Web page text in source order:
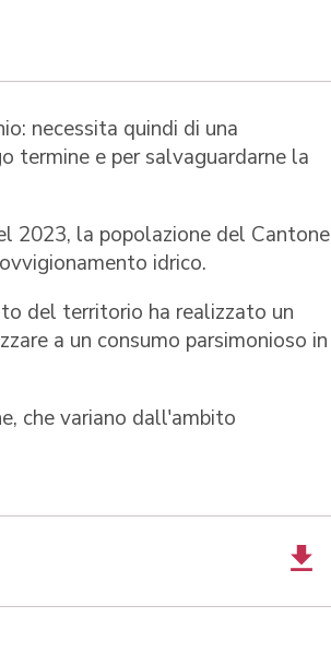
necessita quindi di una
termine e per salvaguardarne la
2023, la popolazione del Cantone
idrico.
del territorio ha realizzato un
a un consumo parsimonioso in
che variano dall'ambito